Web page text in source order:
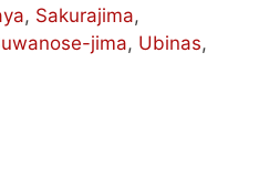
, Sakurajima,
jima, Ubinas,